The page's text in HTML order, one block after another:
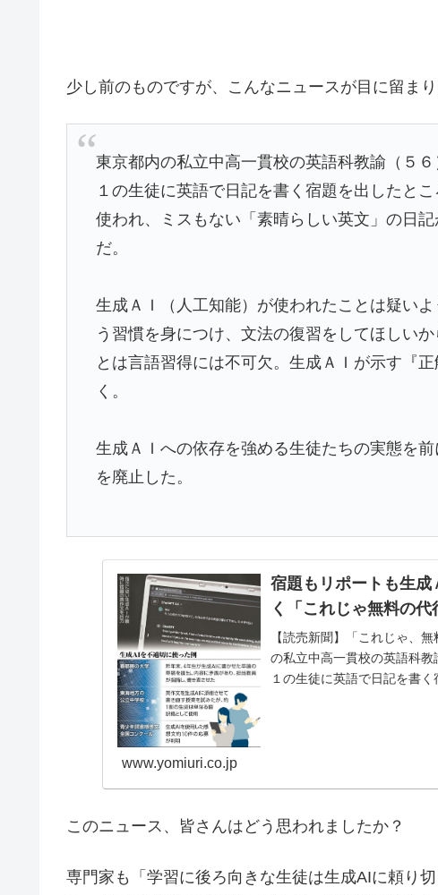
少し前のものですが、こんなニュースが目に留まり
東京都内の私立中高一貫校の英語科教諭（５
１の生徒に英語で日記を書く宿題を出したと
使われ、ミスもない「素晴らしい英文」の日
だ。
生成ＡＩ（人工知能）が使われたことは疑い
う習慣を身につけ、文法の復習をしてほしい
とは言語習得には不可欠。生成ＡＩが示す『
く。
生成ＡＩへの依存を強める生徒たちの実態を
を廃止した。
宿題もリポートも生
く「これじゃ無料の代
【読売新聞】「これじゃ、
の私立中高一貫校の英語科
１の生徒に英語で日記を書
www.yomiuri.co.jp
このニュース、皆さんはどう思われましたか？
専門家も「学習に後ろ向きな生徒は生成AIに頼り